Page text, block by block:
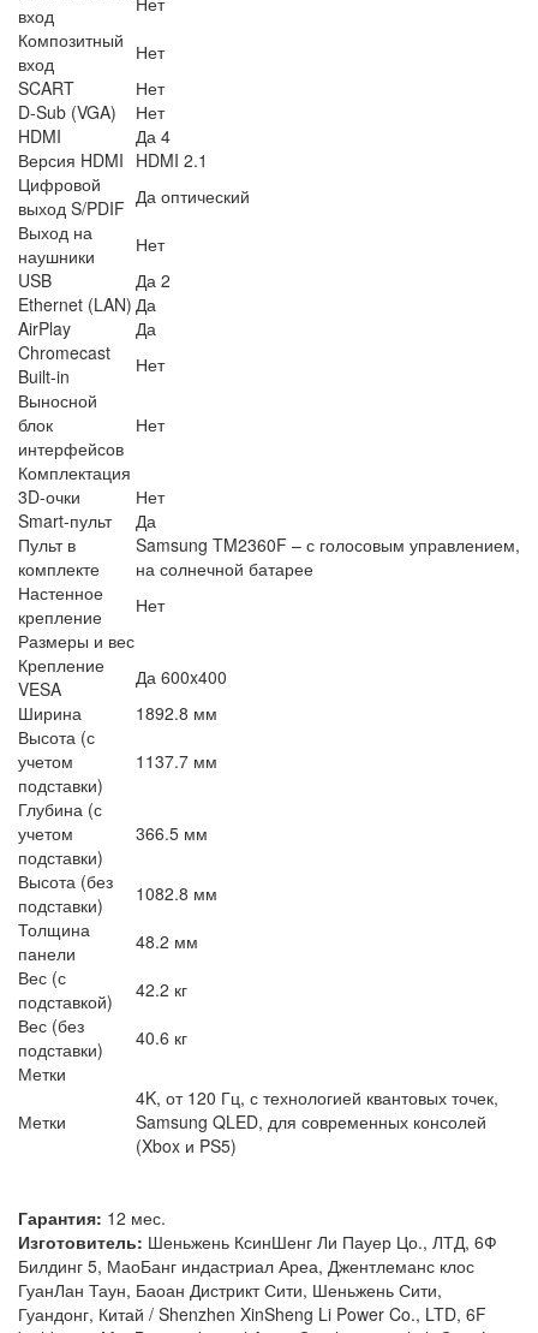
вход
Композитный
вход
Нет
SCART
Нет
D-Sub (VGA)
Нет
HDMI
Да 4
Версия HDMI HDMI 2.1
Цифровой
выход S/PDIF Да оптический
Выход на
наушники
Нет
USB
Да 2
Ethernet (LAN) Да
AirPlay
Да
Chromecast
Built-in
Нет
Выносной
блок
интерфейсов
Нет
Комплектация
3D-очки
Нет
Smart-пульт
Да
Пульт в
комплекте
Samsung TM2360F – с голосовым управлением,
на солнечной батарее
Настенное
крепление
Нет
Размеры и вес
Крепление
VESA
Да 600x400
Ширина
1892.8 мм
Высота (с
учетом
подставки)
1137.7 мм
Глубина (с
учетом
подставки)
366.5 мм
Высота (без
подставки)
1082.8 мм
Толщина
панели
48.2 мм
Вес (с
подставкой)
42.2 кг
Вес (без
подставки)
40.6 кг
Метки
Метки
4K, от 120 Гц, с технологией квантовых точек,
Samsung QLED, для современных консолей
(Xbox и PS5)
Гарантия: 12 мес.
Изготовитель: Шеньжень КсинШенг Ли Пауер Цо., ЛТД, 6Ф
Билдинг 5, МаоБанг индастриал Ареа, Джентлеманс клос
ГуанЛан Таун, Баоан Дистрикт Сити, Шеньжень Сити,
Гуандонг, Китай / Shenzhen XinSheng Li Power Co., LTD, 6F